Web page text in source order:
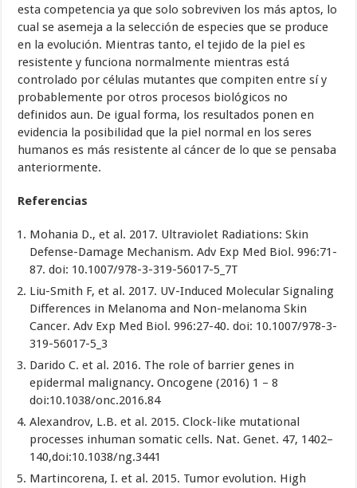
esta competencia ya que solo sobreviven los más aptos, lo
cual se asemeja a la selección de especies que se produce
en la evolución. Mientras tanto, el tejido de la piel es
resistente y funciona normalmente mientras está
controlado por células mutantes que compiten entre sí y
probablemente por otros procesos biológicos no
definidos aun. De igual forma, los resultados ponen en
evidencia la posibilidad que la piel normal en los seres
humanos es más resistente al cáncer de lo que se pensaba
anteriormente.
Referencias
Mohania D., et al. 2017. Ultraviolet Radiations: Skin
Defense-Damage Mechanism. Adv Exp Med Biol. 996:71-
87. doi: 10.1007/978-3-319-56017-5_7T
Liu-Smith F, et al. 2017. UV-Induced Molecular Signaling
Differences in Melanoma and Non-melanoma Skin
Cancer. Adv Exp Med Biol. 996:27-40. doi: 10.1007/978-3-
319-56017-5_3
Darido C. et al. 2016. The role of barrier genes in
epidermal malignancy.Oncogene (2016) 1 – 8
doi:10.1038/onc.2016.84
Alexandrov, L.B. et al. 2015. Clock-like mutational
processes inhuman somatic cells. Nat. Genet. 47, 1402–
140,doi:10.1038/ng.3441
Martincorena, I. et al. 2015. Tumor evolution. High